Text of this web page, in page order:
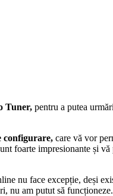
Tuner, pentru a putea
configurare, care vă vor
foarte impresionante și
nu face excepție, deși
am putut să